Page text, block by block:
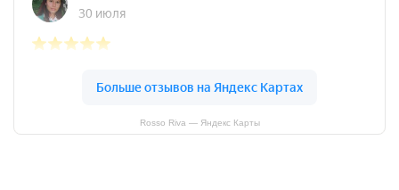
Rosso Riva — Яндекс Карты